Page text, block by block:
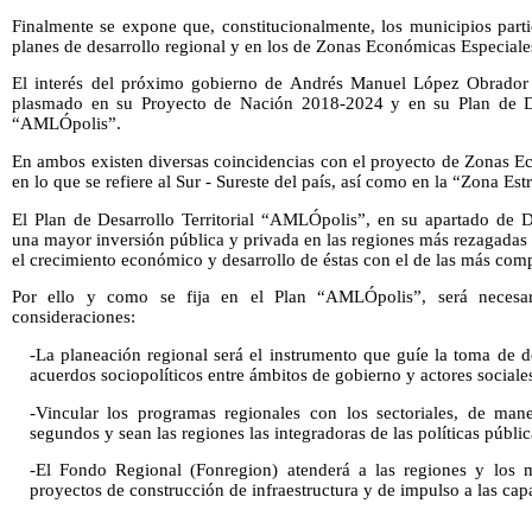
Finalmente se expone que, constitucionalmente, los municipios
planes de desarrollo regional y en los de Zonas Económicas
El interés del próximo gobierno de Andrés Manuel López
plasmado en su Proyecto de Nación 2018-2024 y en su Plan de
“AMLÓpolis”.
En ambos existen diversas coincidencias con el proyecto de Zonas
en lo que se refiere al Sur - Sureste del país, así como en la “Zona
El Plan de Desarrollo Territorial “AMLÓpolis”, en su apartado de
una mayor inversión pública y privada en las regiones más
el crecimiento económico y desarrollo de éstas con el de las más
Por ello y como se fija en el Plan “AMLÓpolis”, será
consideraciones:
-La planeación regional será el instrumento que guíe la toma de
acuerdos sociopolíticos entre ámbitos de gobierno y actores
-Vincular los programas regionales con los sectoriales, de
segundos y sean las regiones las integradoras de las políticas
-El Fondo Regional (Fonregion) atenderá a las regiones y los
proyectos de construcción de infraestructura y de impulso a las